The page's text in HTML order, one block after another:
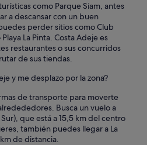
como Parque Siam, antes
a descansar con un buen
perder sitios como Club
La Pinta. Costa Adeje es
restaurantes o sus concurridos
de sus tiendas.
y me desplazo por la zona?
de transporte para moverte
Busca un vuelo a
que está a 15,5 km del centro
también puedes llegar a La
de distancia.